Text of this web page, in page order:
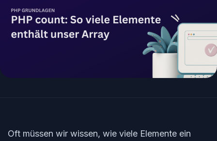
Oft müssen wir wissen, wie viele Elemente ein